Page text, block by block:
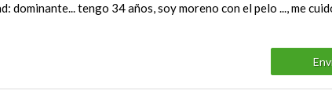
dominante... tengo 34 años, soy moreno con el pelo ..., me